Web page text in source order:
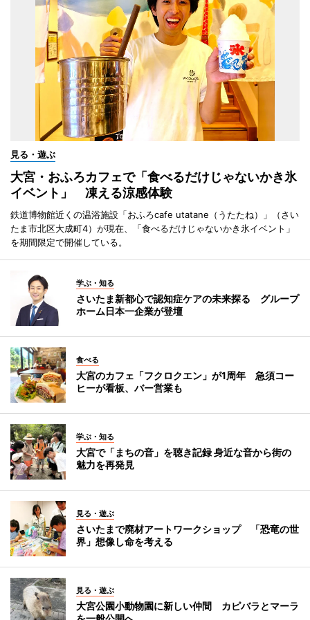
見る・遊ぶ
大宮・おふろカフェで「食べるだけじゃないかき氷
イベント」 凍える涼感体験
鉄道博物館近くの温浴施設「おふろcafe utatane（うたたね）」（さい
たま市北区大成町4）が現在、「食べるだけじゃないかき氷イベント」
を期間限定で開催している。
学ぶ・知る
さいたま新都心で認知症ケアの未来探る グループ
ホーム日本一企業が登壇
食べる
大宮のカフェ「フクロクエン」が1周年 急須コー
ヒーが看板、バー営業も
学ぶ・知る
大宮で「まちの音」を聴き記録 身近な音から街の
魅力を再発見
見る・遊ぶ
さいたまで廃材アートワークショップ 「恐竜の世
界」想像し命を考える
見る・遊ぶ
大宮公園小動物園に新しい仲間 カピバラとマーラ